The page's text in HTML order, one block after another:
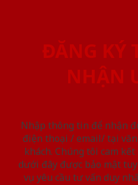
ĐĂNG KÝ
NHẬN
Nhập thông tin để nhận
điện thoại / email/ tại
khách. Chúng tôi cam
dưới đây được bảo mật
vụ yêu cầu tư vấn duy